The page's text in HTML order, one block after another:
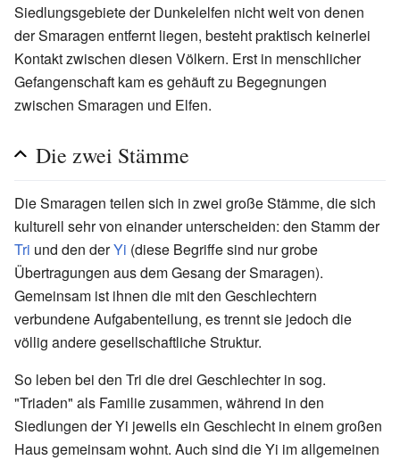
Siedlungsgebiete der Dunkelelfen nicht weit von denen
der Smaragen entfernt liegen, besteht praktisch keinerlei
Kontakt zwischen diesen Völkern. Erst in menschlicher
Gefangenschaft kam es gehäuft zu Begegnungen
zwischen Smaragen und Elfen.
Die zwei Stämme
Die Smaragen teilen sich in zwei große Stämme, die sich
kulturell sehr von einander unterscheiden: den Stamm der
Tri und den derYi (diese Begriffe sind nur grobe
Übertragungen aus dem Gesang der Smaragen).
Gemeinsam ist ihnen die mit den Geschlechtern
verbundene Aufgabenteilung, es trennt sie jedoch die
völlig andere gesellschaftliche Struktur.
So leben bei den Tri die drei Geschlechter in sog.
"Triaden" als Familie zusammen, während in den
Siedlungen der Yi jeweils ein Geschlecht in einem großen
Haus gemeinsam wohnt. Auch sind die Yi im allgemeinen